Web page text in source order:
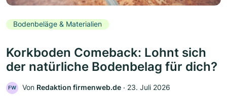
Bodenbeläge & Materialien
Korkboden Comeback: Lohnt sich
der natürliche Bodenbelag für dich?
FW Von Redaktion firmenweb.de ‧ 23. Juli 2026